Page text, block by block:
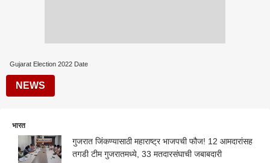
Gujarat Election 2022 Date
NEWS
भारत
गुजरात जिंकण्यासाठी महाराष्ट्र भाजपची फौज! 12 आमदारांसह
तगडी टीम गुजरातमध्ये, 33 मतदारसंघाची जबाबदारी